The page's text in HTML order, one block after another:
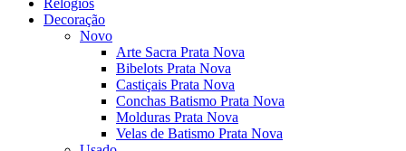
Relógios
Decoração
Novo
Arte Sacra Prata Nova
Bibelots Prata Nova
Castiçais Prata Nova
Conchas Batismo Prata Nova
Molduras Prata Nova
Velas de Batismo Prata Nova